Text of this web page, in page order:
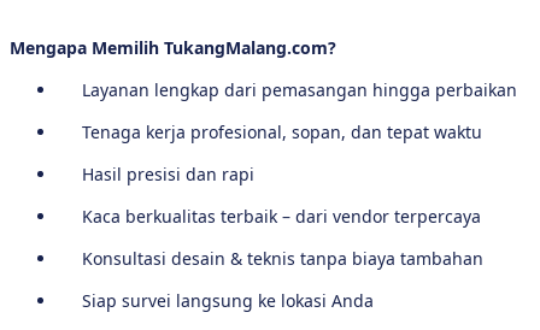
Mengapa Memilih TukangMalang.com?
Layanan lengkap dari pemasangan hingga perbaikan
Tenaga kerja profesional, sopan, dan tepat waktu
Hasil presisi dan rapi
Kaca berkualitas terbaik – dari vendor terpercaya
Konsultasi desain & teknis tanpa biaya tambahan
Siap survei langsung ke lokasi Anda